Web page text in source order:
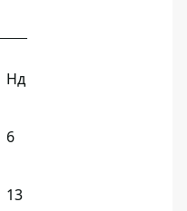
Нд
6
13